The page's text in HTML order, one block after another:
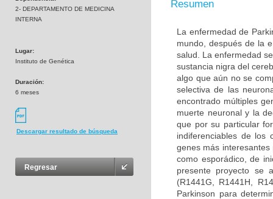
2- DEPARTAMENTO DE MEDICINA
INTERNA
Lugar:
Instituto de Genética
Duración:
6 meses
Descargar resultado de búsqueda
Regresar
Resumen
La enfermedad de
mundo, después de la
salud. La enfermedad
sustancia nigra del
algo que aún no se
selectiva de las
encontrado múltiples
muerte neuronal y la
que por su particular
indiferenciables de los
genes más
como esporádico, de
presente proyecto se
(R1441G, R1441H,
Parkinson para